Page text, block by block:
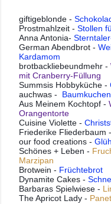
giftigeblonde -
Prostmahlzeit - Stollen
Anna Antonia-
German Abendbrot -
Kardamom
brotbackliebeundmehr -
mit Cranberry-Füllung
Summsis Hobbyküche -
auchwas -
Aus Meinem Kochtopf -
Orangentorte
Cuisine Violette -
Friederike Fliederbaum -
our food creations -
Schönes + Leben -
Marzipan
Brotwein - Früchtebrot
Dynamite Cakes -
Barbaras Spielwiese -
The Apricot Lady -